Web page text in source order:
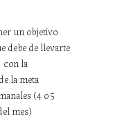
un objetivo
debe de llevarte
con la
la meta
(4 o 5
mes)